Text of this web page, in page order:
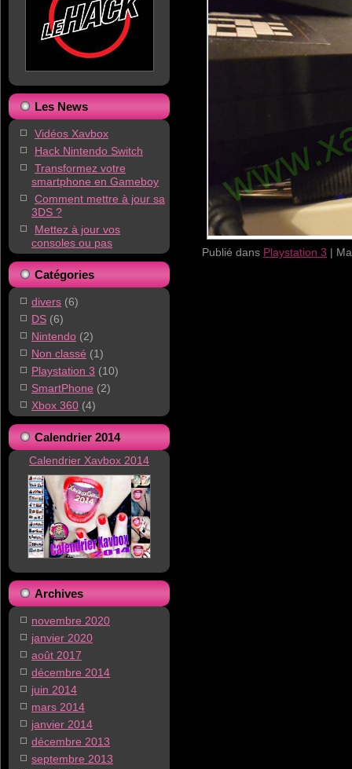
Les News
Vidéos Xavbox
Hack Nintendo Switch
Transformez votre
smartphone en Gameboy
Comment mettre à jour sa
3DS ?
Mettez à jour vos
consoles ou pas
Catégories
divers (6)
DS (6)
Nintendo (2)
Non classé (1)
Playstation 3 (10)
SmartPhone (2)
Xbox 360 (4)
Calendrier 2014
Calendrier Xavbox 2014
Archives
novembre 2020
janvier 2020
août 2017
décembre 2014
juin 2014
mars 2014
janvier 2014
décembre 2013
septembre 2013
Publié dans Playstation 3 |